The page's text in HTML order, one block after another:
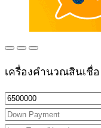
เครื่องคำนวณสินเชื่อ